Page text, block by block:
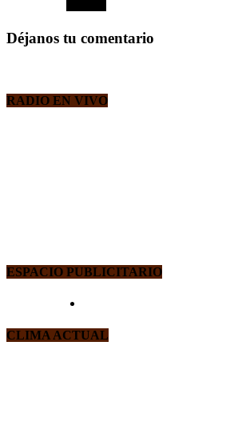
Déjanos tu comentario
RADIO EN VIVO
ESPACIO PUBLICITARIO
CLIMA ACTUAL